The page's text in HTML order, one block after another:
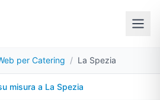
per Catering / La Spezia
misura a La Spezia